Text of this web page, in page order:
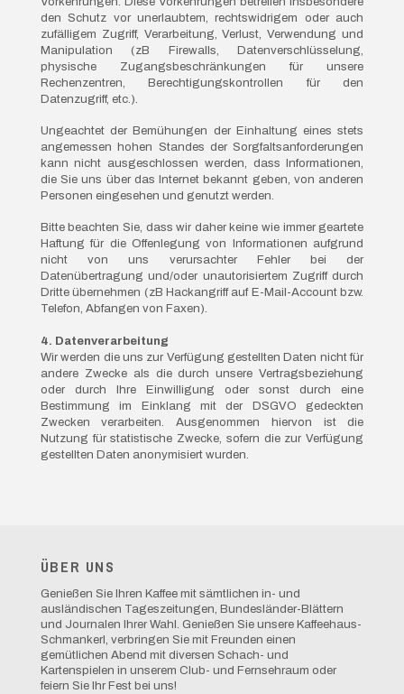
den Schutz vor unerlaubtem, rechtswidrigem oder auch
zufälligem Zugriff, Verarbeitung, Verlust, Verwendung und
Manipulation (zB Firewalls, Datenverschlüsselung,
physische Zugangsbeschränkungen für unsere
Rechenzentren, Berechtigungskontrollen für den
Datenzugriff, etc.).
Ungeachtet der Bemühungen der Einhaltung eines stets
angemessen hohen Standes der Sorgfaltsanforderungen
kann nicht ausgeschlossen werden, dass Informationen,
die Sie uns über das Internet bekannt geben, von anderen
Personen eingesehen und genutzt werden.
Bitte beachten Sie, dass wir daher keine wie immer geartete
Haftung für die Offenlegung von Informationen aufgrund
nicht von uns verursachter Fehler bei der
Datenübertragung und/oder unautorisiertem Zugriff durch
Dritte übernehmen (zB Hackangriff auf E-Mail-Account bzw.
Telefon, Abfangen von Faxen).
4. Datenverarbeitung
Wir werden die uns zur Verfügung gestellten Daten nicht für
andere Zwecke als die durch unsere Vertragsbeziehung
oder durch Ihre Einwilligung oder sonst durch eine
Bestimmung im Einklang mit der DSGVO gedeckten
Zwecken verarbeiten. Ausgenommen hiervon ist die
Nutzung für statistische Zwecke, sofern die zur Verfügung
gestellten Daten anonymisiert wurden.
ÜBER UNS
Genießen Sie Ihren Kaffee mit sämtlichen in- und
ausländischen Tageszeitungen, Bundesländer-Blättern
und Journalen Ihrer Wahl. Genießen Sie unsere Kaffeehaus-
Schmankerl, verbringen Sie mit Freunden einen
gemütlichen Abend mit diversen Schach- und
Kartenspielen in unserem Club- und Fernsehraum oder
feiern Sie Ihr Fest bei uns!